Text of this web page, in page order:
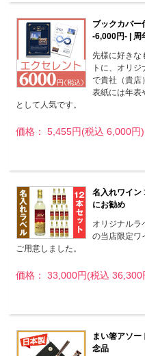
ブックカバー
-6,000円- | 周
先様に好きな
トに、オリ
で貴社（貴店
表紙には年表
として人気です。
価格： 5,455円(税込 6,000円)
名入れワイン
にお勧め
オリジナルラ
の当店限定ワ
ご用意しました。
価格： 33,000円(税込 36,300
まい箸アソー
念品